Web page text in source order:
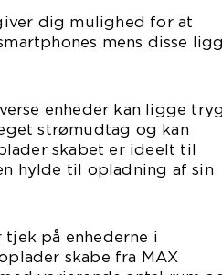
dig mulighed for at
mens disse
enheder kan ligge
strømudtag og kan
skabet er ideelt til
hylde til opladning af sin
tjek på enhederne i
skabe fra MAX